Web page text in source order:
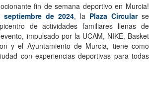
fin de semana deportivo en Murcia!
de 2024, la Plaza Circularse
de actividades familiares llenas de
impulsado por la UCAM, NIKE, Basket
y el Ayuntamiento de Murcia, tiene como
con experiencias deportivas para todas